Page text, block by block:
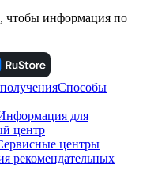
чтобы информация по
Способы
для
центр
центры
рекомендательных